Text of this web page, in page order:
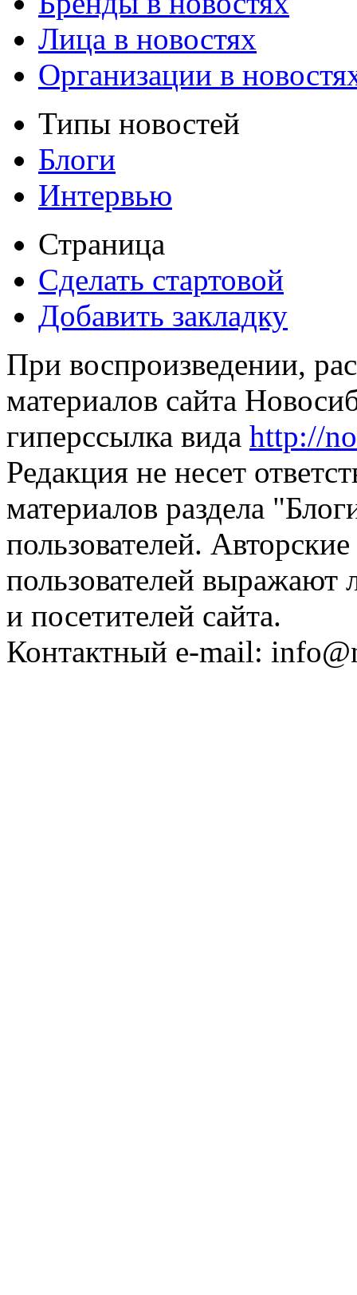
Лица в новостях
Организации в
Типы новостей
Блоги
Интервью
Страница
Сделать стартовой
Добавить закладку
При воспроизведении,
материалов сайта
гиперссылка вида http://
Редакция не несет
материалов раздела
пользователей.
пользователей выражают
и посетителей сайта.
Контактный e-mail: